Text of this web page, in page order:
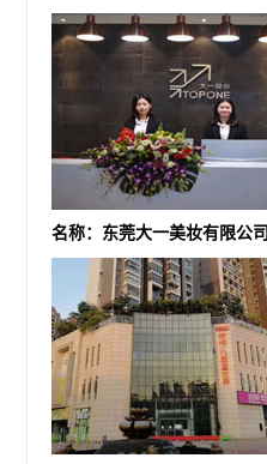
名称：东莞大一美妆有限公司